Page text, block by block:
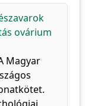
ovárium
Magyar